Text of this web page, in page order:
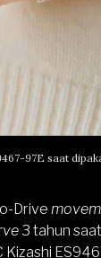
97E saat
Drive
3 tahun saat
Kizashi